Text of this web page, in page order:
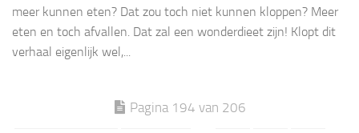
meer kunnen eten? Dat zou toch niet kunnen kloppen? Meer
eten en toch afvallen. Dat zal een wonderdieet zijn! Klopt dit
verhaal eigenlijk wel,...
Pagina 194 van 206